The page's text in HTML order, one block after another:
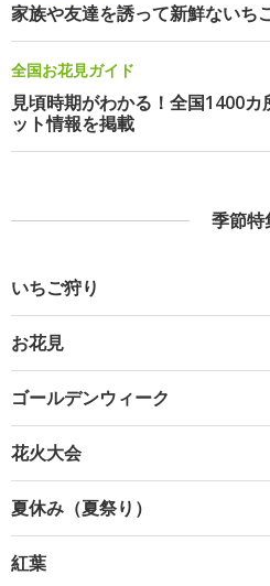
家族や友達を誘って新鮮ないち
全国お花見ガイド
見頃時期がわかる！全国1400
ット情報を掲載
季節特
いちご狩り
お花見
ゴールデンウィーク
花火大会
夏休み（夏祭り）
紅葉